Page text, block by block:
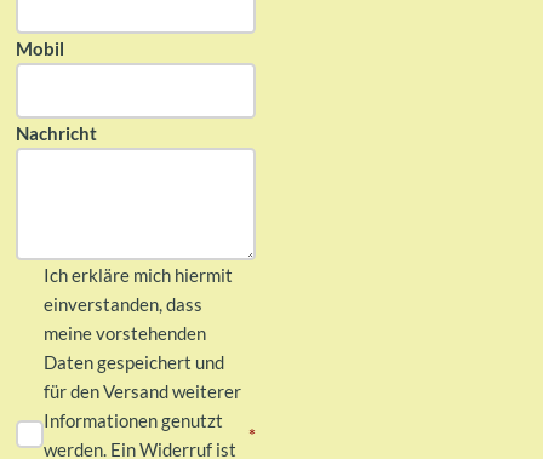
Mobil
Nachricht
Ich erkläre mich hiermit
einverstanden, dass
meine vorstehenden
Daten gespeichert und
für den Versand weiterer
Informationen genutzt
werden. Ein Widerruf ist
*